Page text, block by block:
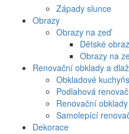
Západy slunce
Obrazy
Obrazy na zeď
Dětské
Obrazy na
Renovační obklady a
Obkladové
Podlahová
Renovační
Samolepící
Dekorace